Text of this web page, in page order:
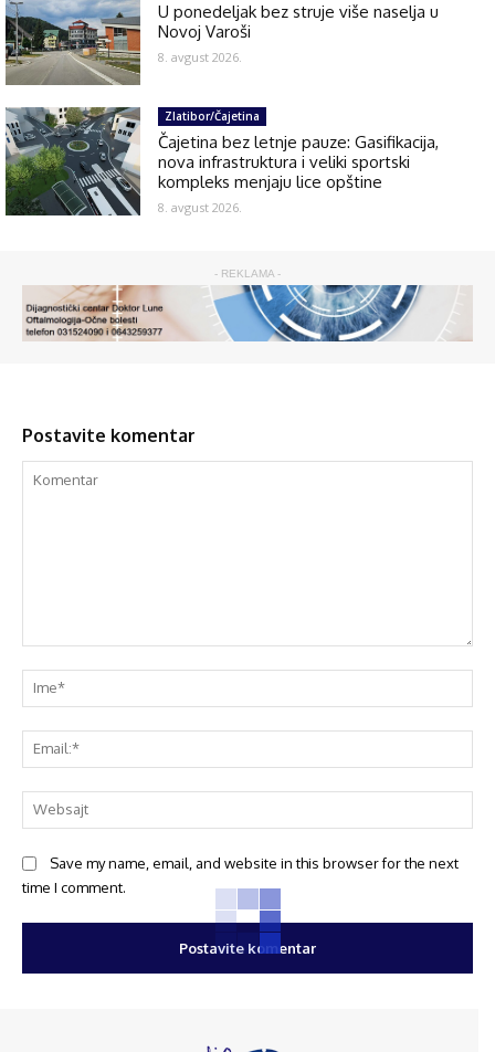
U ponedeljak bez struje više naselja u
Novoj Varoši
8. avgust 2026.
Zlatibor/Čajetina
Čajetina bez letnje pauze: Gasifikacija,
nova infrastruktura i veliki sportski
kompleks menjaju lice opštine
8. avgust 2026.
- REKLAMA -
Postavite komentar
Save my name, email, and website in this browser for the next
time I comment.